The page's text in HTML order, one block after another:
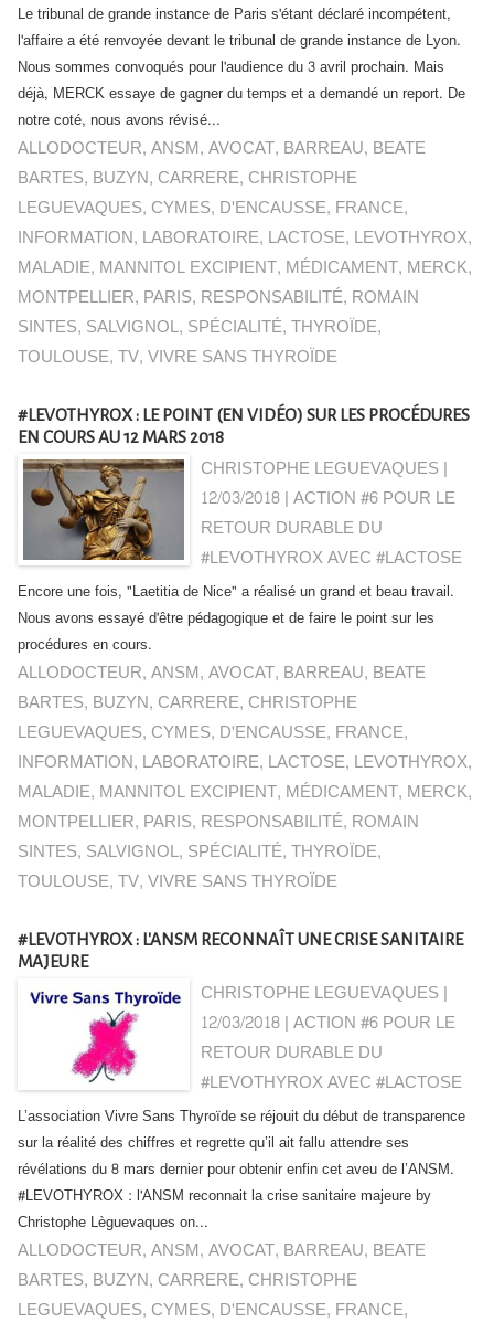
Le tribunal de grande instance de Paris s'étant déclaré incompétent,
l'affaire a été renvoyée devant le tribunal de grande instance de Lyon.
Nous sommes convoqués pour l'audience du 3 avril prochain. Mais
déjà, MERCK essaye de gagner du temps et a demandé un report. De
notre coté, nous avons révisé...
ALLODOCTEUR,ANSM,AVOCAT, BARREAU, BEATE
BARTES, BUZYN, CARRERE, CHRISTOPHE
LEGUEVAQUES, CYMES, D'ENCAUSSE, FRANCE,
INFORMATION, LABORATOIRE, LACTOSE, LEVOTHYROX,
MALADIE, MANNITOL EXCIPIENT, MÉDICAMENT, MERCK,
MONTPELLIER, PARIS, RESPONSABILITÉ, ROMAIN
SINTES, SALVIGNOL, SPÉCIALITÉ,THYROÏDE,
TOULOUSE,TV,VIVRE SANS THYROÏDE
#LEVOTHYROX : LE POINT (EN VIDÉO) SUR LES PROCÉDURES
EN COURS AU 12 MARS 2018
CHRISTOPHE LEGUEVAQUES |
12/03/2018|ACTION #6 POUR LE
RETOUR DURABLE DU
#LEVOTHYROX AVEC #LACTOSE
Encore une fois, "Laetitia de Nice" a réalisé un grand et beau travail.
Nous avons essayé d'être pédagogique et de faire le point sur les
procédures en cours.
ALLODOCTEUR,ANSM,AVOCAT, BARREAU, BEATE
BARTES, BUZYN, CARRERE, CHRISTOPHE
LEGUEVAQUES, CYMES, D'ENCAUSSE, FRANCE,
INFORMATION, LABORATOIRE, LACTOSE, LEVOTHYROX,
MALADIE, MANNITOL EXCIPIENT, MÉDICAMENT, MERCK,
MONTPELLIER, PARIS, RESPONSABILITÉ, ROMAIN
SINTES, SALVIGNOL, SPÉCIALITÉ,THYROÏDE,
TOULOUSE,TV,VIVRE SANS THYROÏDE
#LEVOTHYROX : L'ANSM RECONNAÎT UNE CRISE SANITAIRE
MAJEURE
CHRISTOPHE LEGUEVAQUES |
12/03/2018|ACTION #6 POUR LE
RETOUR DURABLE DU
#LEVOTHYROX AVEC #LACTOSE
L’association Vivre Sans Thyroïde se réjouit du début de transparence
sur la réalité des chiffres et regrette qu’il ait fallu attendre ses
révélations du 8 mars dernier pour obtenir enfin cet aveu de l’ANSM.
#LEVOTHYROX : l'ANSM reconnait la crise sanitaire majeure by
Christophe Lèguevaques on...
ALLODOCTEUR,ANSM,AVOCAT, BARREAU, BEATE
BARTES, BUZYN, CARRERE, CHRISTOPHE
LEGUEVAQUES, CYMES, D'ENCAUSSE, FRANCE,